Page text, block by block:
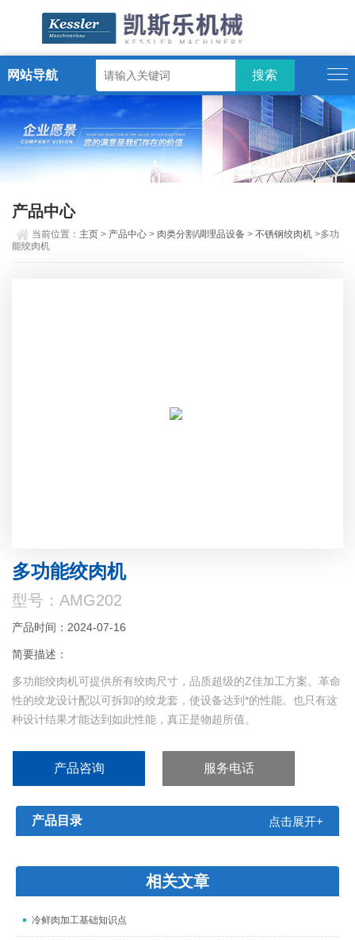
ENGLISH
网站导航
产品中心
当前位置： 主页 > 产品中心 > 肉类分割/调理品设备 >不锈钢绞肉机 >多功
能绞肉机
多功能绞肉机
型号：AMG202
产品时间：2024-07-16
简要描述：
多功能绞肉机可提供所有绞肉尺寸，品质超级的Z佳加工方案。革命
性的绞龙设计配以可拆卸的绞龙套，使设备达到*的性能。也只有这
种设计结果才能达到如此性能，真正是物超所值。
产品咨询 服务电话
产品目录 点击展开+
相关文章
冷鲜肉加工基础知识点